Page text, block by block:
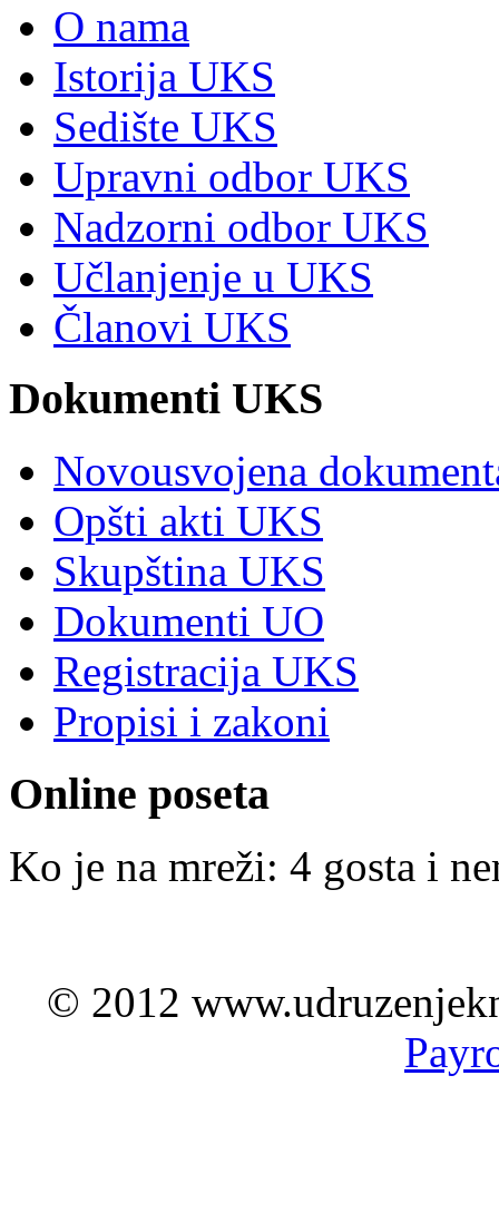
O nama
Istorija UKS
Sedište UKS
Upravni odbor UKS
Nadzorni odbor UKS
Učlanjenje u UKS
Članovi UKS
Dokumenti UKS
Novousvojena
Opšti akti UKS
Skupština UKS
Dokumenti UO
Registracija UKS
Propisi i zakoni
Online poseta
Ko je na mreži: 4 gosta i
© 2012